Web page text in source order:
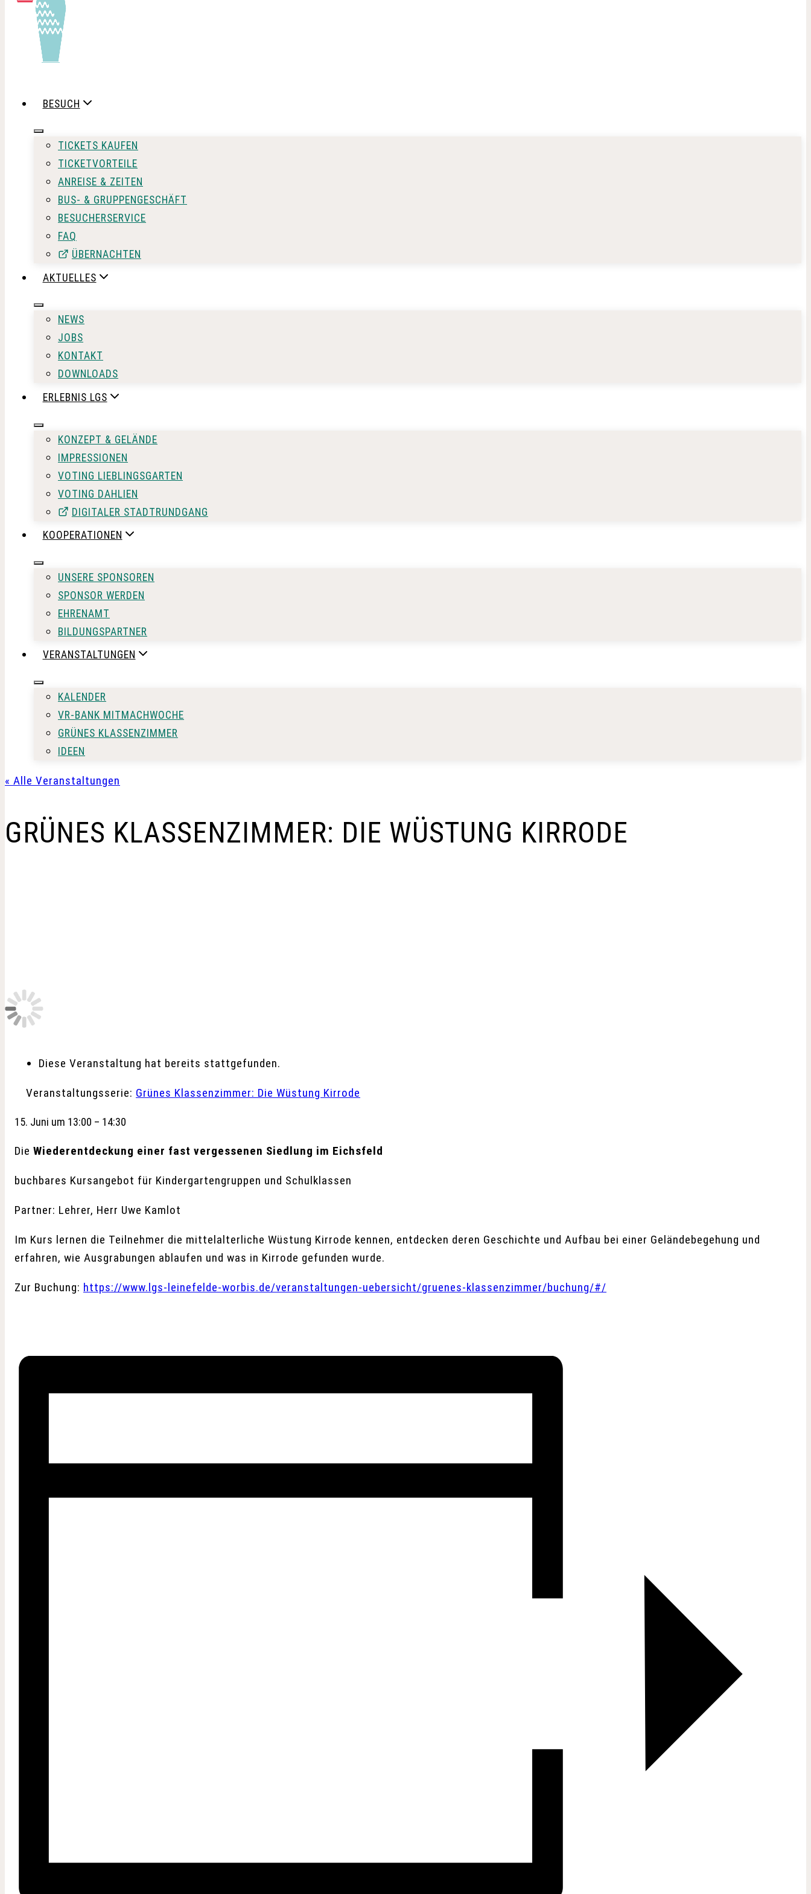
BESUCH
TICKETS KAUFEN
TICKETVORTEILE
ANREISE & ZEITEN
BUS- & GRUPPENGESCHÄFT
BESUCHERSERVICE
FAQ
ÜBERNACHTEN
AKTUELLES
NEWS
JOBS
KONTAKT
DOWNLOADS
ERLEBNIS LGS
KONZEPT & GELÄNDE
IMPRESSIONEN
VOTING LIEBLINGSGARTEN
VOTING DAHLIEN
DIGITALER STADTRUNDGANG
KOOPERATIONEN
UNSERE SPONSOREN
SPONSOR WERDEN
EHRENAMT
BILDUNGSPARTNER
VERANSTALTUNGEN
KALENDER
VR-BANK MITMACHWOCHE
GRÜNES KLASSENZIMMER
IDEEN
« Alle Veranstaltungen
GRÜNES KLASSENZIMMER: DIE WÜSTUNG KIRRODE
Diese Veranstaltung hat bereits stattgefunden.
Veranstaltungsserie: Grünes Klassenzimmer: Die Wüstung Kirrode
15. Juni um 13:00 – 14:30
Die Wiederentdeckung einer fast vergessenen Siedlung im Eichsfeld
buchbares Kursangebot für Kindergartengruppen und Schulklassen
Partner: Lehrer, Herr Uwe Kamlot
Im Kurs lernen die Teilnehmer die mittelalter­liche Wüstung Kirrode kennen, entdecken de­ren Geschichte und Aufbau bei einer Gelän­debegehung und
erfahren, wie Ausgrabungen ablaufen und was in Kirrode gefunden wurde.
Zur Buchung: https://www.lgs-leinefelde-worbis.de/veranstaltungen-uebersicht/gruenes-klassenzimmer/buchung/#/